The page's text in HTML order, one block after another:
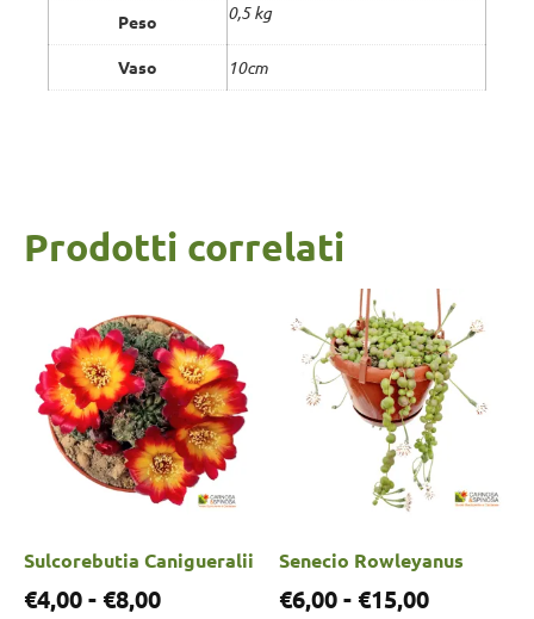
Peso 0,5 kg
Vaso 10cm
Prodotti correlati
Sulcorebutia Canigueralii
€4,00- €8,00
Senecio Rowleyanus
€6,00- €15,00